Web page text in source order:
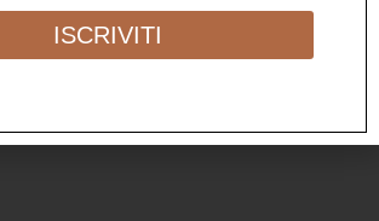
10,00€
ISCRIVITI